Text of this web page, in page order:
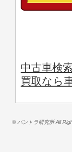
中古車検
買取なら
© バントラ研究所 All